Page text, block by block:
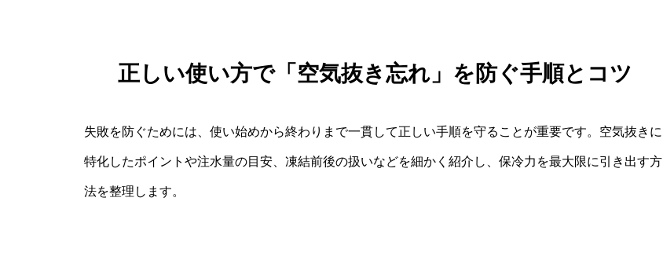
正しい使い方で「空気抜き忘れ」を防ぐ手順とコツ
失敗を防ぐためには、使い始めから終わりまで一貫して正しい手順を守ることが重要です。空気抜きに
特化したポイントや注水量の目安、凍結前後の扱いなどを細かく紹介し、保冷力を最大限に引き出す方
法を整理します。